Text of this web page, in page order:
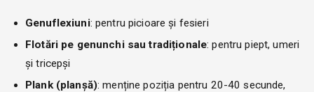
Genuflexiuni: pentru picioare și fesieri
Flotări pe genunchi sau tradiționale: pentru piept, umeri
și tricepși
Plank (planșă): menține poziția pentru 20-40 secunde,